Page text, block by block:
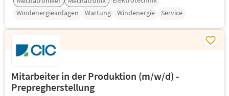
Windenergieanlagen
Wartung Windenergie Service
Mitarbeiter in der Produktion (m/w/d) -
Prepregherstellung